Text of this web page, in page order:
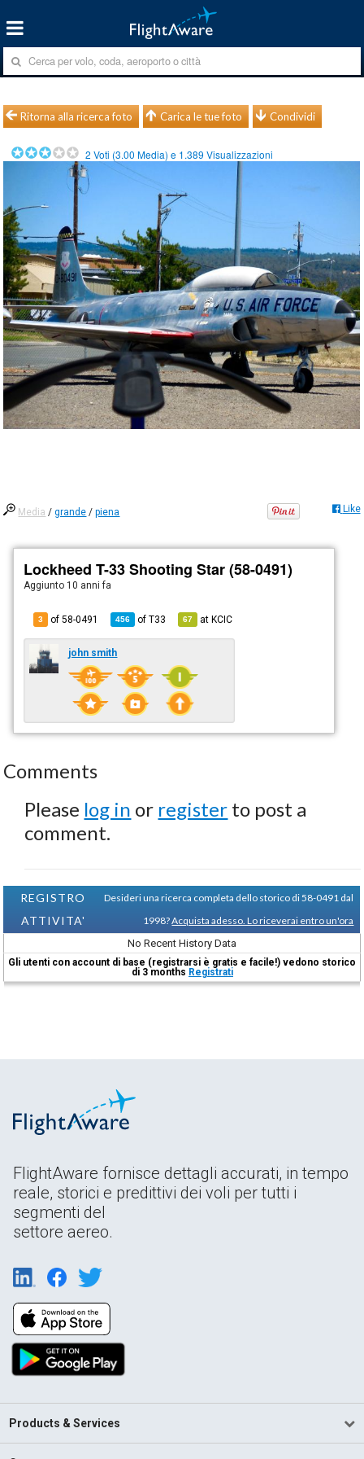
Ritorna alla ricerca foto Carica le tue foto Condividi
2 Voti (3.00 Media) e 1.389 Visualizzazioni
Media /grande /piena Like
Lockheed T-33 Shooting Star (58-0491)
Aggiunto 10 anni fa
3 of 58-0491 456 ofT33 67 atKCIC
john smith
Comments
Please log in or register to post a
comment.
REGISTRO
ATTIVITA'
Desideri una ricerca completa dello storico di 58-0491 dal
1998?Acquista adesso. Lo riceverai entro un'ora
No Recent History Data
Gli utenti con account di base (registrarsi è gratis e facile!) vedono storico
di 3 months Registrati
FlightAware fornisce dettagli accurati, in tempo
reale, storici e predittivi dei voli per tutti i
segmenti del
settore aereo.
Products & Services